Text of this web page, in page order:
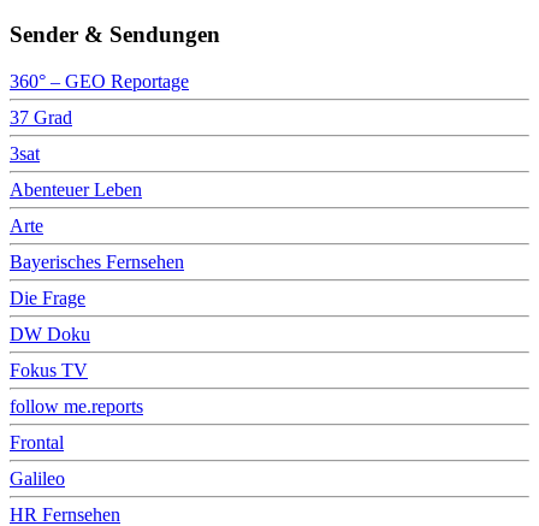
Sender & Sendungen
360° – GEO Reportage
37 Grad
3sat
Abenteuer Leben
Arte
Bayerisches Fernsehen
Die Frage
DW Doku
Fokus TV
follow me.reports
Frontal
Galileo
HR Fernsehen